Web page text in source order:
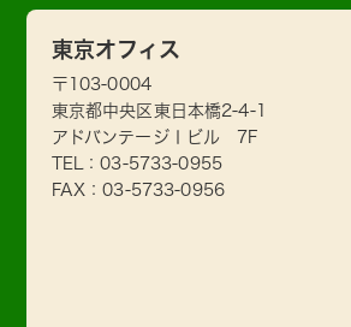
東京オフィス
〒103-0004
東京都中央区東日本橋2-4-1
アドバンテージⅠビル 7F
TEL：03-5733-0955
FAX：03-5733-0956